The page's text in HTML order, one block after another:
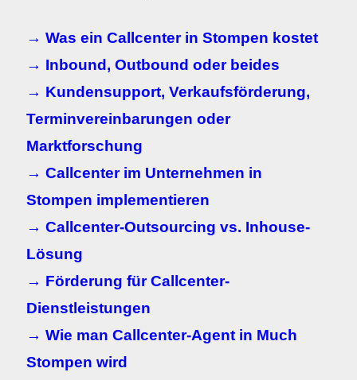
→ Was ein Callcenter in Stompen kostet
→ Inbound, Outbound oder beides
→ Kundensupport, Verkaufsförderung,
Terminvereinbarungen oder
Marktforschung
→ Callcenter im Unternehmen in
Stompen implementieren
→ Callcenter-Outsourcing vs. Inhouse-
Lösung
→ Förderung für Callcenter-
Dienstleistungen
→ Wie man Callcenter-Agent in Much
Stompen wird